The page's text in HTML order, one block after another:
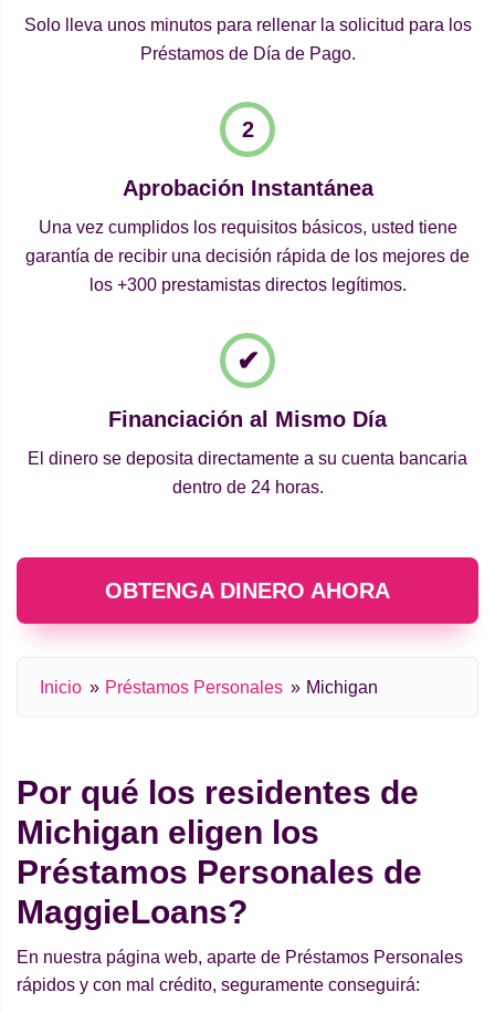
Solo lleva unos minutos para rellenar la solicitud para los
Préstamos de Día de Pago.
Aprobación Instantánea
Una vez cumplidos los requisitos básicos, usted tiene
garantía de recibir una decisión rápida de los mejores de
los +300 prestamistas directos legítimos.
Financiación al Mismo Día
El dinero se deposita directamente a su cuenta bancaria
dentro de 24 horas.
OBTENGA DINERO AHORA
Inicio Préstamos Personales Michigan
Por qué los residentes de
Michigan eligen los
Préstamos Personales de
MaggieLoans?
En nuestra página web, aparte de Préstamos Personales
rápidos y con mal crédito, seguramente conseguirá: